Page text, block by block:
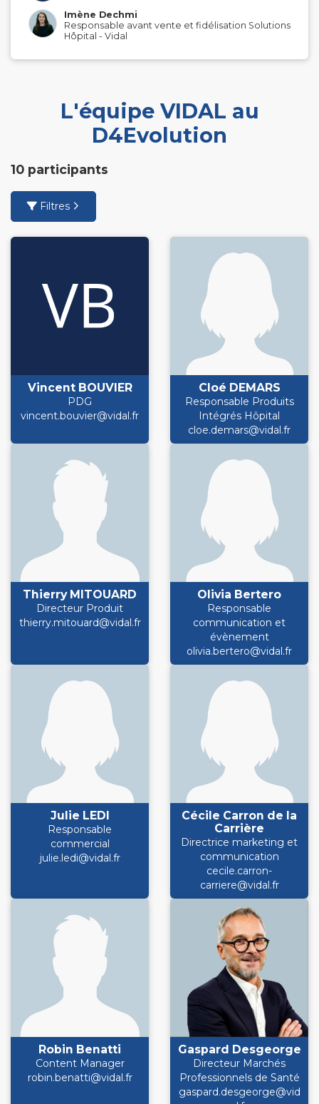
Imène Dechmi
Responsable avant vente et fidélisation Solutions
Hôpital - Vidal
L'équipe VIDAL au
D4Evolution
10 participants
Filtres
Vincent BOUVIER
PDG
vincent.bouvier@vidal.fr
Cloé DEMARS
Responsable Produits
Intégrés Hôpital
cloe.demars@vidal.fr
Thierry MITOUARD
Directeur Produit
thierry.mitouard@vidal.fr
Olivia Bertero
Responsable
communication et
évènement
olivia.bertero@vidal.fr
Julie LEDI
Responsable
commercial
julie.ledi@vidal.fr
Cécile Carron de la
Carrière
Directrice marketing et
communication
cecile.carron-
carriere@vidal.fr
Robin Benatti
Content Manager
robin.benatti@vidal.fr
Gaspard Desgeorge
Directeur Marchés
Professionnels de Santé
gaspard.desgeorge@vid